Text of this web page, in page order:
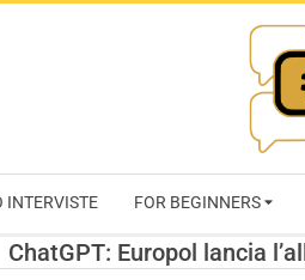
INTERVISTE FOR BEGINNERS
ChatGPT: Europol lancia